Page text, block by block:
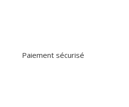
Paiement sécurisé